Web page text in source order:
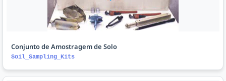
Conjunto de Amostragem de Solo
Soil_Sampling_Kits